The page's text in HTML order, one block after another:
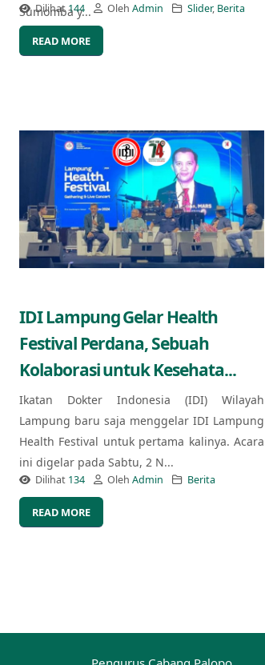
Sumomba y...
Dilihat144 Oleh Admin Slider, Berita
READ MORE
IDI Lampung Gelar Health
Festival Perdana, Sebuah
Kolaborasi untuk Kesehata...
Ikatan Dokter Indonesia (IDI) Wilayah
Lampung baru saja menggelar IDI Lampung
Health Festival untuk pertama kalinya. Acara
ini digelar pada Sabtu, 2 N...
Dilihat 134 Oleh Admin Berita
READ MORE